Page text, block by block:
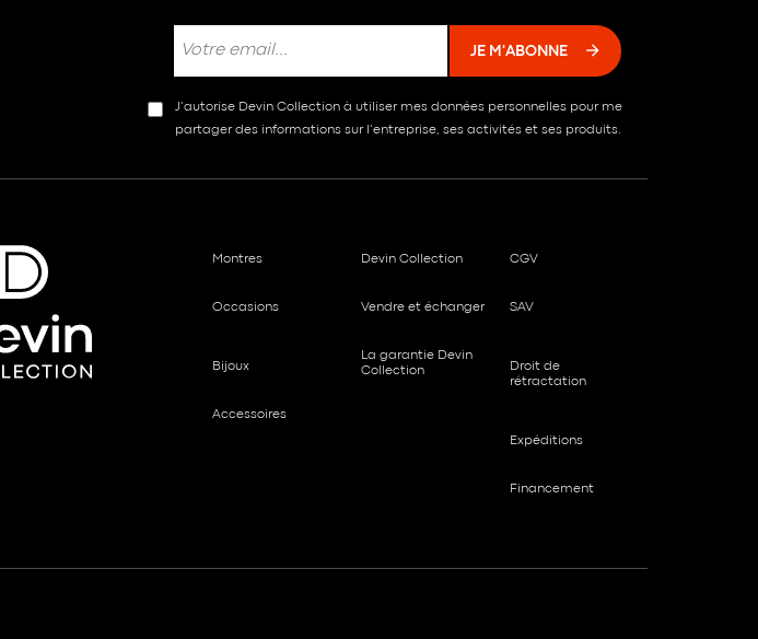
JE M'ABONNE
J’autorise Devin Collection à utiliser mes données personnelles pour me
partager des informations sur l’entreprise, ses activités et ses produits.
Montres
Occasions
Bijoux
Accessoires
Devin Collection
Vendre et échanger
La garantie Devin
Collection
CGV
SAV
Droit de
rétractation
Expéditions
Financement